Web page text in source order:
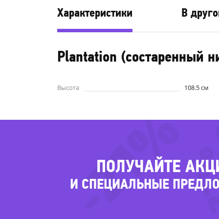
Характеристики В
Plantation (состаренный
Высота 108.5 см
ПОЛУЧАЙТЕ
И СПЕЦИАЛЬНЫЕ -
-
-21%